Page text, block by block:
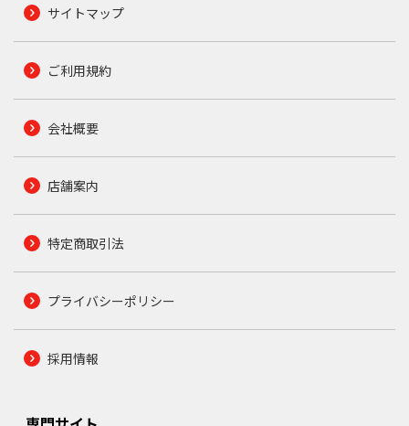
サイトマップ
ご利用規約
会社概要
店舗案内
特定商取引法
プライバシーポリシー
採用情報